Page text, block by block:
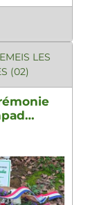
LES
(02)
de